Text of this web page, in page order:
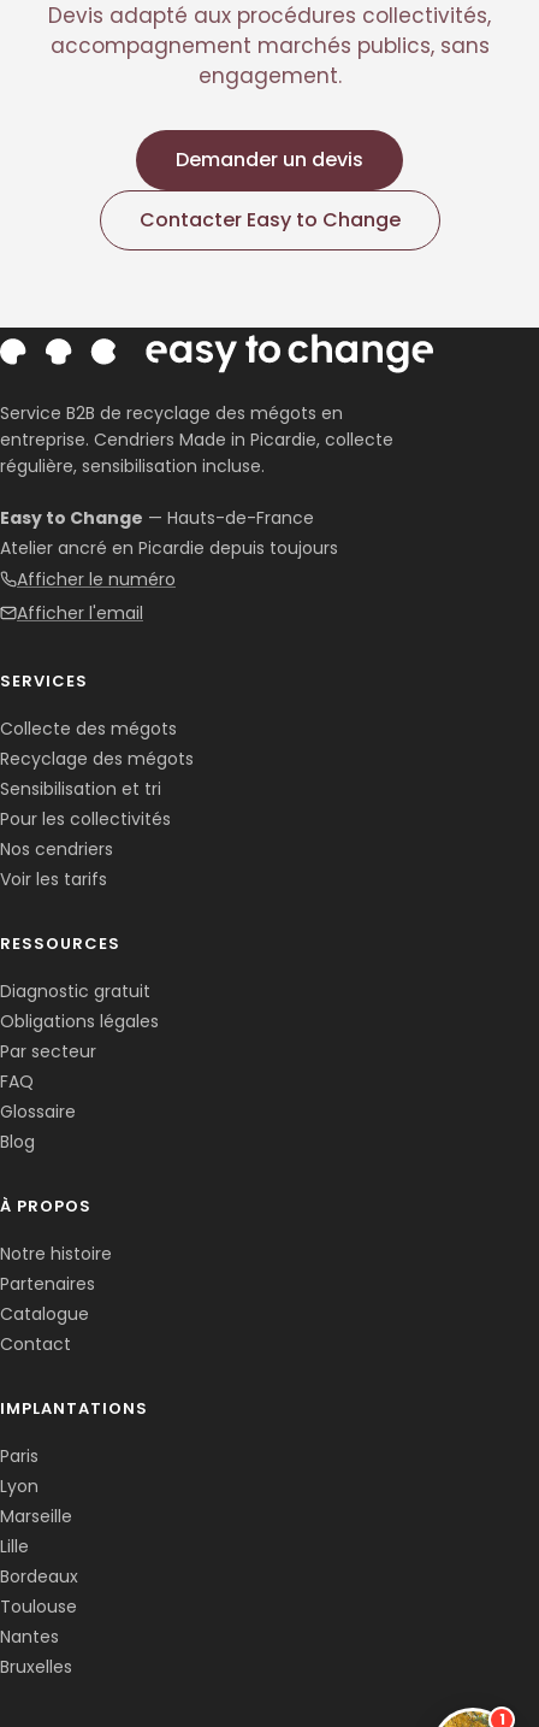
Devis adapté aux procédures collectivités,
accompagnement marchés publics, sans
engagement.
Demander un devis
Contacter Easy to Change
Service B2B de recyclage des mégots en
entreprise. Cendriers Made in Picardie, collecte
régulière, sensibilisation incluse.
Easy to Change — Hauts-de-France
Atelier ancré en Picardie depuis toujours
Afficher le numéro
Afficher l'email
SERVICES
Collecte des mégots
Recyclage des mégots
Sensibilisation et tri
Pour les collectivités
Nos cendriers
Voir les tarifs
RESSOURCES
Diagnostic gratuit
Obligations légales
Par secteur
FAQ
Glossaire
Blog
À PROPOS
Notre histoire
Partenaires
Catalogue
Contact
IMPLANTATIONS
Paris
Lyon
Marseille
Lille
Bordeaux
Toulouse
Nantes
Bruxelles
1
Corentin · Easy to Change